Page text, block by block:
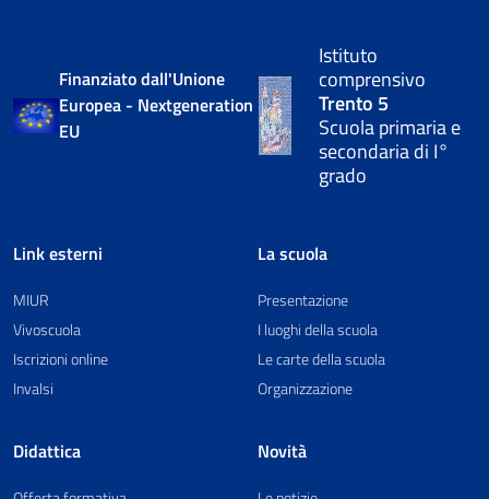
Finanziato dall'Unione
Europea - Nextgeneration
EU
Istituto
comprensivo
Trento 5
Scuola primaria e
secondaria di I°
grado
Link esterni
MIUR
Vivoscuola
Iscrizioni online
Invalsi
La scuola
Presentazione
I luoghi della scuola
Le carte della scuola
Organizzazione
Didattica Novità